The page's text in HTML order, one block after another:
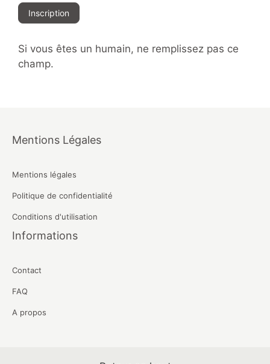
Inscription
Si vous êtes un humain, ne remplissez pas ce
champ.
Mentions Légales
Mentions légales
Politique de confidentialité
Conditions d'utilisation
Informations
Contact
FAQ
A propos